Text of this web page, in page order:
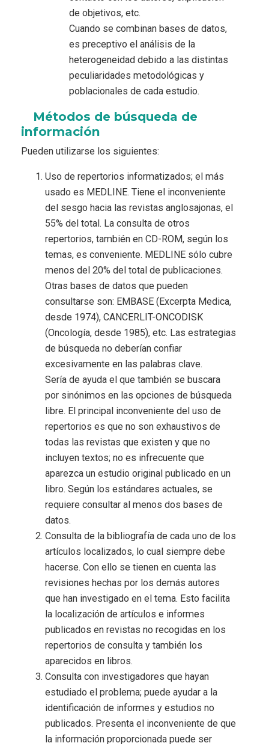
de objetivos, etc.
Cuando se combinan bases de datos,
es preceptivo el análisis de la
heterogeneidad debido a las distintas
peculiaridades metodológicas y
poblacionales de cada estudio.
Métodos de búsqueda de
información
Pueden utilizarse los siguientes:
Uso de repertorios informatizados; el más
usado es MEDLINE. Tiene el inconveniente
del sesgo hacia las revistas anglosajonas, el
55% del total. La consulta de otros
repertorios, también en CD-ROM, según los
temas, es conveniente. MEDLINE sólo cubre
menos del 20% del total de publicaciones.
Otras bases de datos que pueden
consultarse son: EMBASE (Excerpta Medica,
desde 1974), CANCERLIT-ONCODISK
(Oncología, desde 1985), etc. Las estrategias
de búsqueda no deberían confiar
excesivamente en las palabras clave.
Sería de ayuda el que también se buscara
por sinónimos en las opciones de búsqueda
libre. El principal inconveniente del uso de
repertorios es que no son exhaustivos de
todas las revistas que existen y que no
incluyen textos; no es infrecuente que
aparezca un estudio original publicado en un
libro. Según los estándares actuales, se
requiere consultar al menos dos bases de
datos.
Consulta de la bibliografía de cada uno de los
artículos localizados, lo cual siempre debe
hacerse. Con ello se tienen en cuenta las
revisiones hechas por los demás autores
que han investigado en el tema. Esto facilita
la localización de artículos e informes
publicados en revistas no recogidas en los
repertorios de consulta y también los
aparecidos en libros.
Consulta con investigadores que hayan
estudiado el problema; puede ayudar a la
identificación de informes y estudios no
publicados. Presenta el inconveniente de que
la información proporcionada puede ser